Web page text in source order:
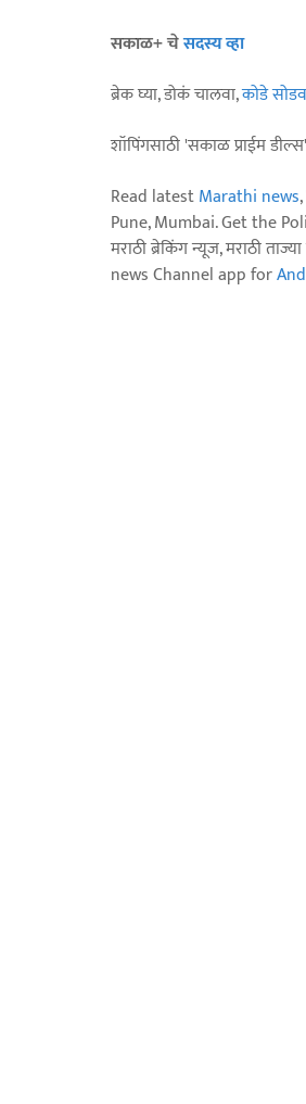
सकाळ+ चेसदस्य व्हा
ब्रेक घ्या, डोकं चालवा,कोडे
शॉपिंगसाठी 'सकाळ प्राईम
Read latestMarathi news
Pune, Mumbai. Get the
मराठी ब्रेकिंग न्यूज, मराठी
news Channel app for